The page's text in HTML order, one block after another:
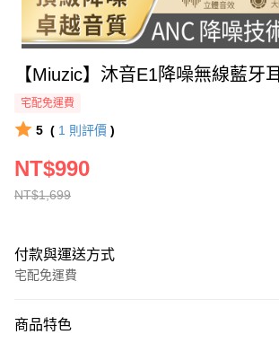
【Miuzic】沐音E1降噪無線藍牙
宅配免運費
5 ( 1 則評價 )
NT$1,699
NT$990
付款與運送方式
宅配免運費
全家線上支付
商品特色